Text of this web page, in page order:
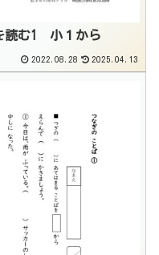
読む1 小１から
2022.08.28 2025.04.13